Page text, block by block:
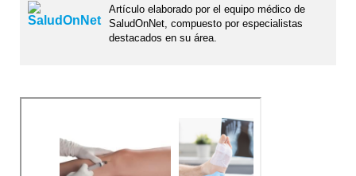
Artículo elaborado por el equipo médico de
SaludOnNet, compuesto por especialistas
destacados en su área.